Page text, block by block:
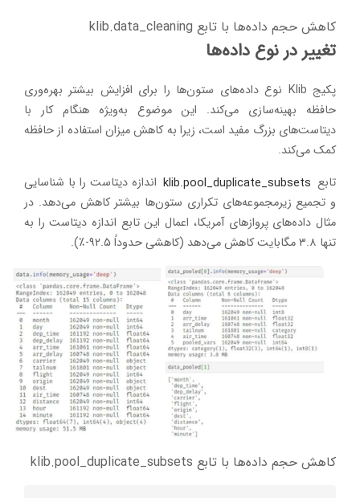
کاهش حجم داده‌ها با تابع klib.data_cleaning
تغییر در نوع داده‌ها
پکیج Klib نوع داده‌های ستون‌ها را برای افزایش بیشتر بهره‌وری
حافظه بهینه‌سازی می‌کند. این موضوع به‌ویژه هنگام کار با
دیتاست‌های بزرگ مفید است، زیرا به کاهش میزان استفاده از حافظه
کمک می‌کند.
تابع klib.pool_duplicate_subsets اندازه دیتاست را با شناسایی
و تجمیع زیرمجموعه‌های تکراری ستون‌ها بیشتر کاهش می‌دهد. در
مثال داده‌های پروازهای آمریکا، اعمال این تابع اندازه دیتاست را به
تنها ۳.۸ مگابایت کاهش می‌دهد (کاهشی حدوداً ۹۲.۵-٪).
کاهش حجم داده‌ها با تابع klib.pool_duplicate_subsets